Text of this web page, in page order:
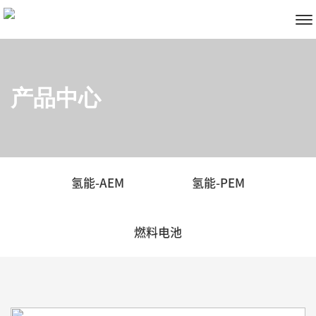
产品中心
氢能-AEM 氢能-PEM
燃料电池